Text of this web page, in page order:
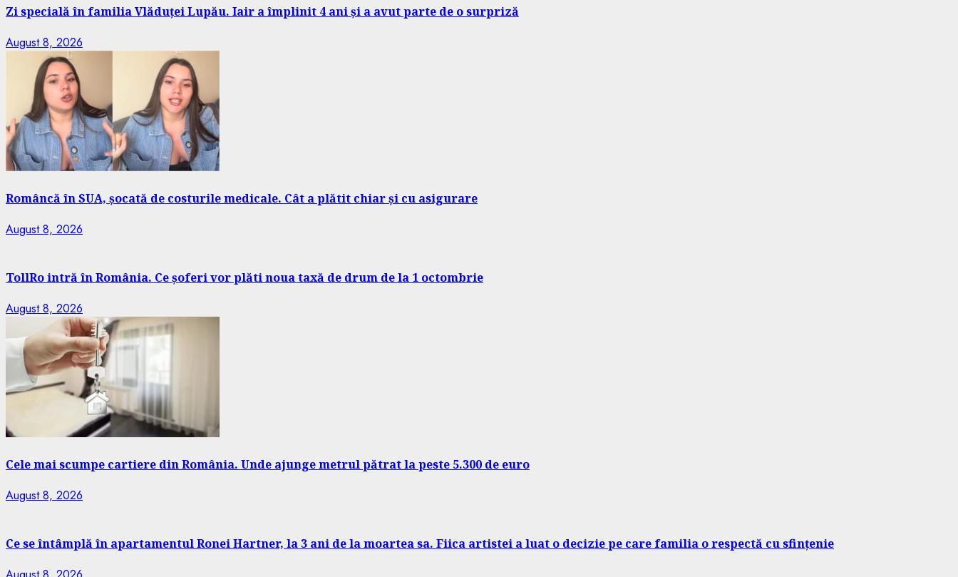
Zi specială în familia Vlăduței Lupău. Iair a împlinit 4 ani și a avut parte de o surpriză
August 8, 2026
Româncă în SUA, șocată de costurile medicale. Cât a plătit chiar și cu asigurare
August 8, 2026
TollRo intră în România. Ce șoferi vor plăti noua taxă de drum de la 1 octombrie
August 8, 2026
Cele mai scumpe cartiere din România. Unde ajunge metrul pătrat la peste 5.300 de euro
August 8, 2026
Ce se întâmplă în apartamentul Ronei Hartner, la 3 ani de la moartea sa. Fiica artistei a luat o decizie pe care familia o respectă cu sfințenie